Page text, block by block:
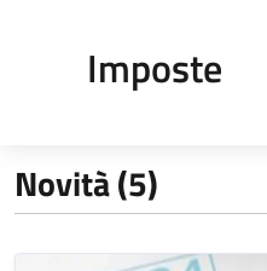
Imposte
Novità (5)